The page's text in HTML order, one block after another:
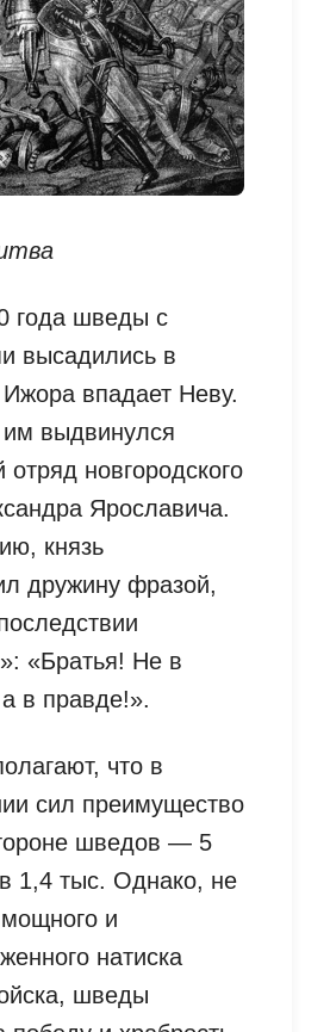
года шведы с
высадились в
Ижора впадает Неву.
им выдвинулся
новгородского
Ярославича.
князь
дружину фразой,
«Братья! Не в
в правде!».
что в
сил преимущество
шведов — 5
1,4 тыс. Однако, не
и
натиска
шведы